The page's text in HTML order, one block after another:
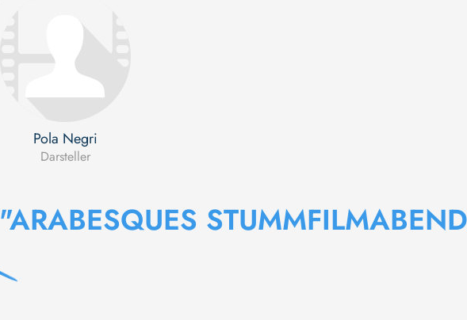
Pola Negri
Darsteller
"ARABESQUES